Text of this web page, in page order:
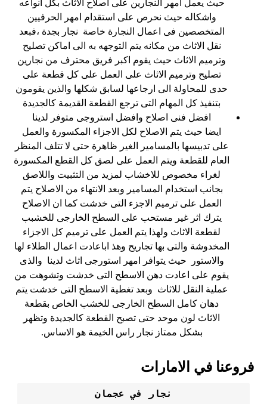
حيث يعمل امهر النجارين على اصلاح الاثاث بكل انواعه
واشكاله حيث نحرص على استقدام امهر الحرفيين
المتخصصين فى اعمال النجارة خاصة نجار بجدة ،فبعد
نقل الاثاث من مكانه يتم التوجهه به الى اماكن تصليح
وترميم الاثاث حيث يقوم اكبر فريق محترف من نجارين
تصليح وترميم الاثاث على العمل على كل قطعة على
حدى للمحاولة الى ارجاعها لسابق شكلها والذين يقومون
بتنفيذ كل المهام التى ترجع القطعة القديمة كالجديدة
افضل فنى اصلاح وافضل استروجى متوفر لدينا
ايضا حيث يتم الاصلاح لكل الاجزاء المكسورة والعمل
على تدبيسها بالمسامير الغير ظاهرة حتى لا تتلف المنظر
العام للقطعة ويتم العمل على لصق كل القطع المكسورة
لغراء مخصوص للاخشاب لمزيد من التثبيت واللاصق
بجانب استخدام المسامير وبعد الانتهاء من الاصلاح يتم
العمل على ترميم الاجزء التى خدشت كما ان الاصلاح
يترك اثر غير مستحب على السطح الخارجى للخشبب
لقطعة الاثاث ولهذا يتم العمل على ترميم كل الاجزاء
المخدوشة والتى بها تجاريح وهذ اباعادت اعمال الطلاء لها
والاستور حيث يتوافر امهر استورجى اثاث لدينا والذى
يقوم على اعادت دهن الاسطح التى خدشت وتشوهت من
عملية النقل للاثاث وبعد تغطية الاسطح التى خدشت يتم
دهان كامل السطح الخارجى للخشب الخاص بقطعة
الاثاث لون موحد حتى تصبح القطعة كالجديدة وتظهر
بشكل ممتاز نجار راس الخيمة هو الاساس.
فروعنا في الامارات